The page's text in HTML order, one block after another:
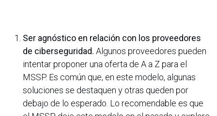
Ser agnóstico en relación con los proveedores
de ciberseguridad. Algunos proveedores pueden
intentar proponer una oferta de A a Z para el
MSSP. Es común que, en este modelo, algunas
soluciones se destaquen y otras queden por
debajo de lo esperado. Lo recomendable es que